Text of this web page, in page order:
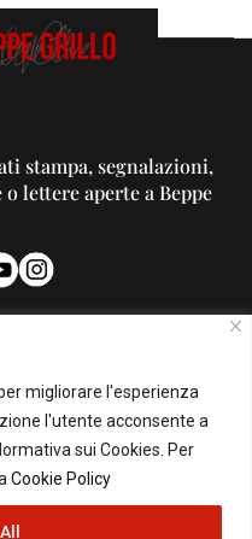
migliorare l'esperienza
l'utente acconsente a
sui Cookies. Per
Cookie Policy
stampa, segnalazioni,
lettere aperte a Beppe
PUBBLICITA'
pubblicità su questo Blog:
pubblicita@beppegrillo.it
PRIVACY POLICY CONTATTI
All Rights Reserved - Powered by